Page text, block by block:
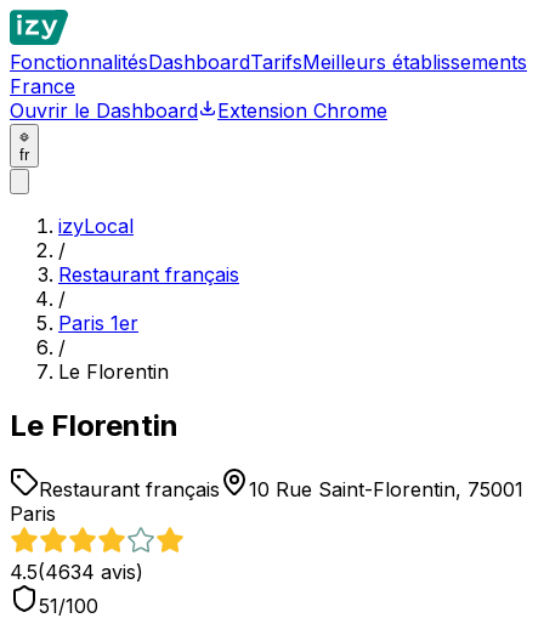
FonctionnalitésDashboardTarifsMeilleurs établissements
France
Ouvrir le Dashboard
Extension Chrome
fr
izyLocal
/
Restaurant français
/
Paris 1er
/
Le Florentin
Le Florentin
Restaurant français
10 Rue Saint-Florentin, 75001
Paris
4.5(4634 avis)
51/100